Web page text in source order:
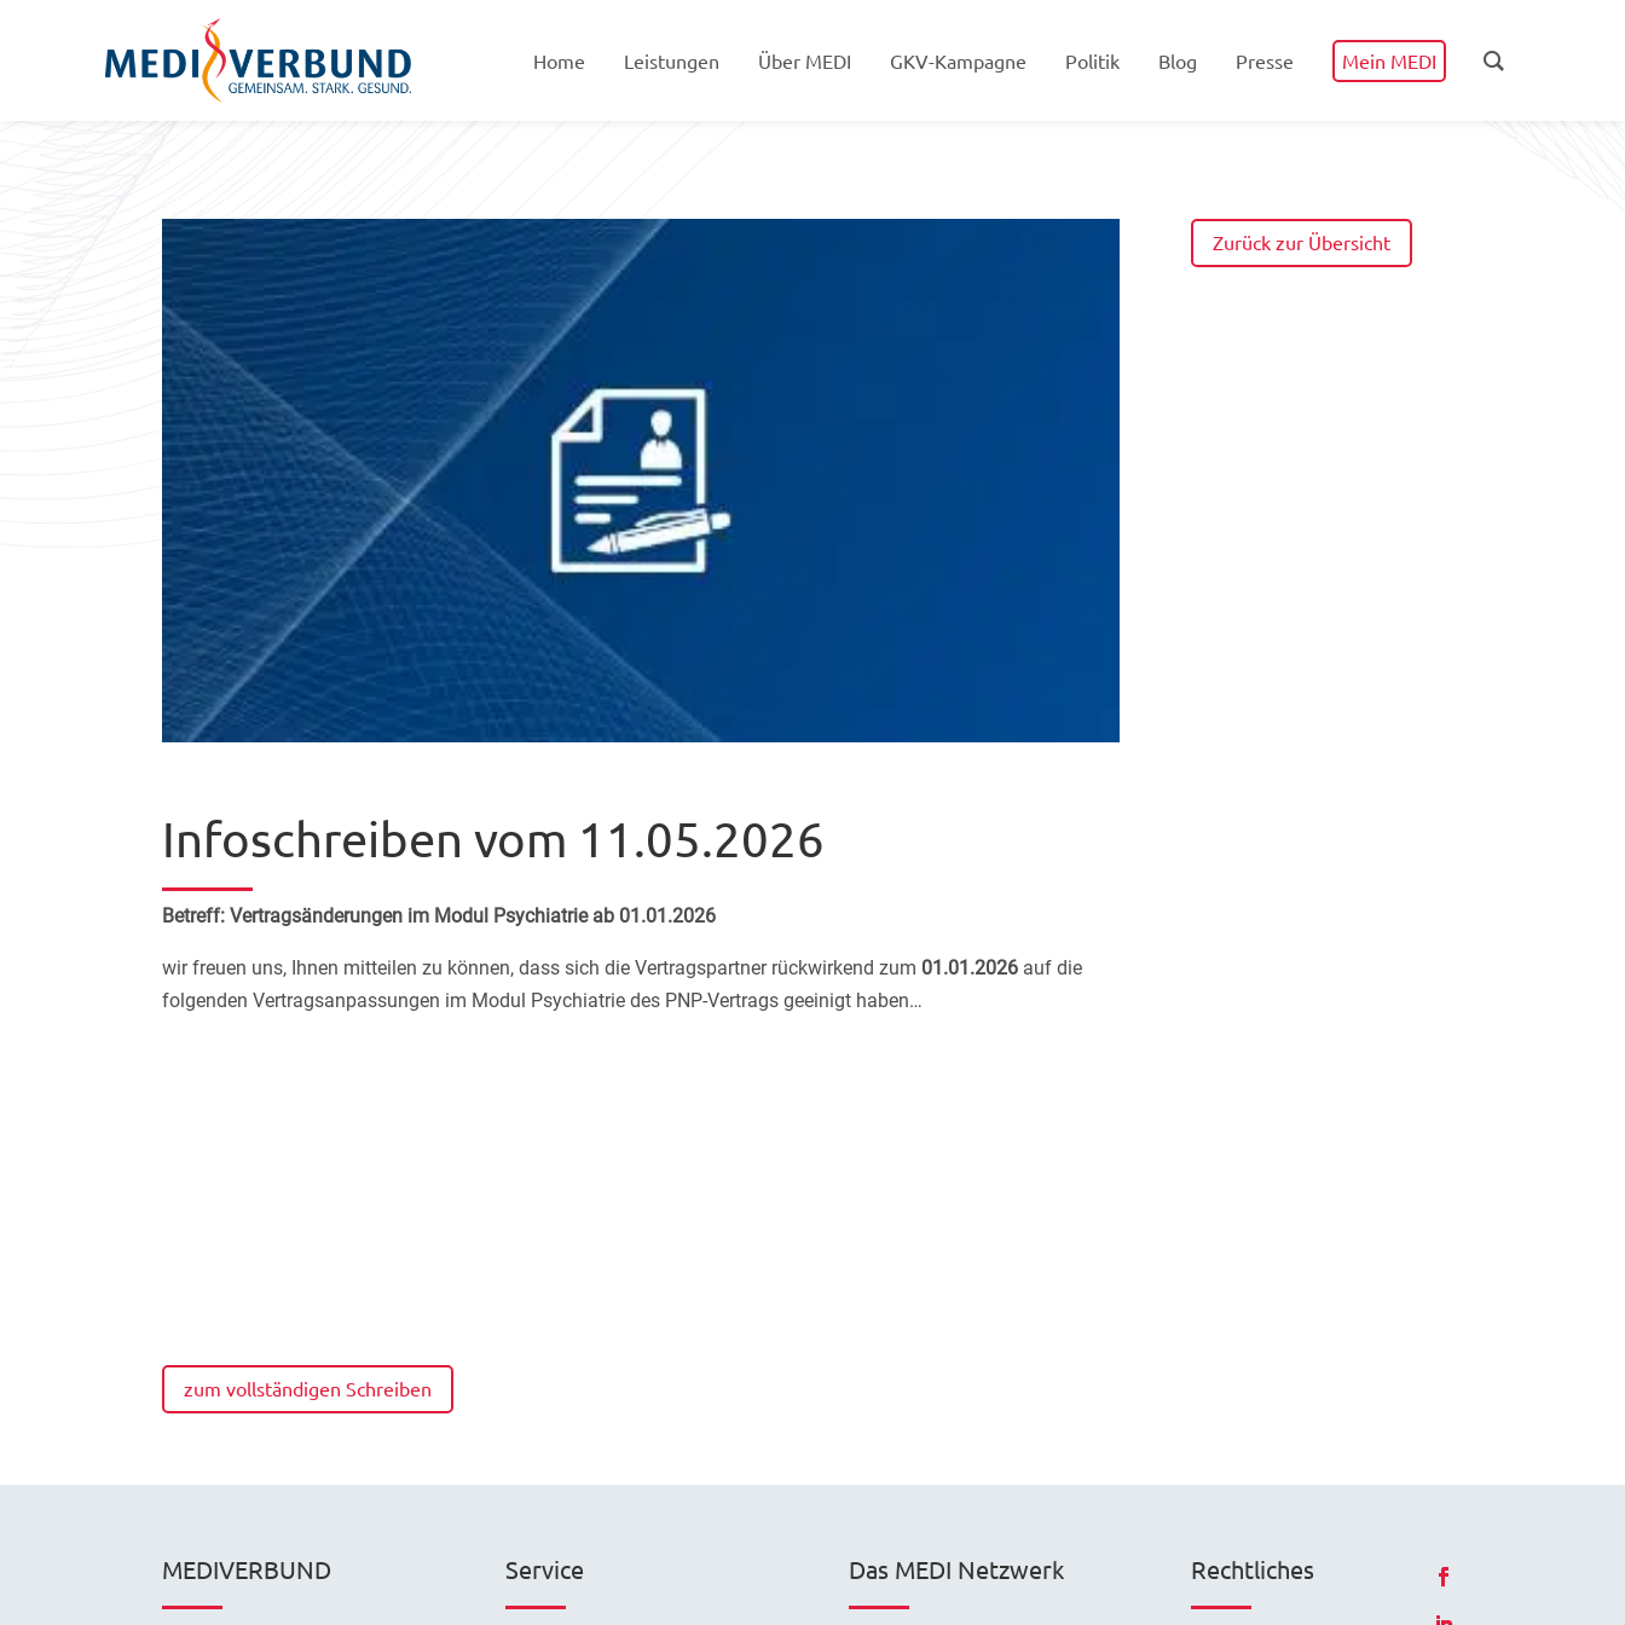
Home Leistungen Über MEDI GKV-Kampagne Politik Blog Presse Mein MEDI
Infoschreiben vom 11.05.2026
Betreff: Vertragsänderungen im Modul Psychiatrie ab 01.01.2026
wir freuen uns, Ihnen mitteilen zu können, dass sich die Vertragspartner rückwirkend zum 01.01.2026 auf die
folgenden Vertragsanpassungen im Modul Psychiatrie des PNP-Vertrags geeinigt haben…
zum vollständigen Schreiben
Zurück zur Übersicht
MEDIVERBUND Service Das MEDI Netzwerk Rechtliches